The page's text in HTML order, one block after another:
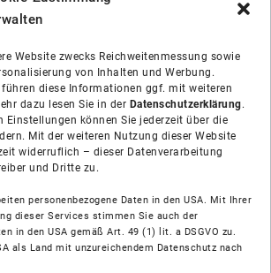
Website zwecks Reichweitenmessung sowie
von Inhalten und Werbung.
führen diese Informationen ggf. mit weiteren
dazu lesen Sie in der Datenschutzerklärung.
Einstellungen können Sie jederzeit über die
Mit der weiteren Nutzung dieser Website
widerruflich – dieser Datenverarbeitung
und Dritte zu.
personenbezogene Daten in den USA. Mit Ihrer
dieser Services stimmen Sie auch der
in den USA gemäß Art. 49 (1) lit. a DSGVO zu.
als Land mit unzureichendem Datenschutz nach